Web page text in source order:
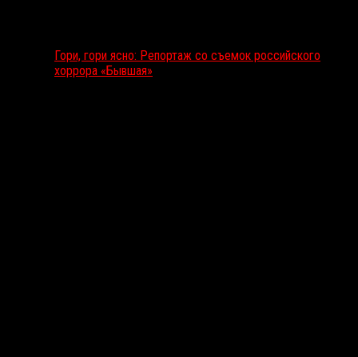
Гори, гори ясно: Репортаж со съемок российского
хоррора «Бывшая»